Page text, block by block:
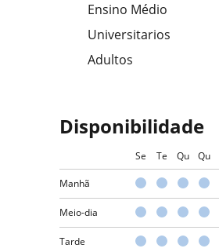
Ensino Médio
Universitarios
Adultos
Disponibilidade
Se Te Qu Qu
Manhã
Meio-dia
Tarde